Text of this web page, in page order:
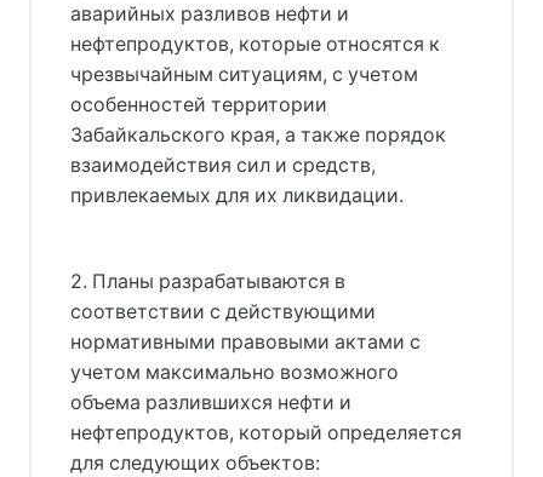
аварийных разливов нефти и
нефтепродуктов, которые относятся к
чрезвычайным ситуациям, с учетом
особенностей территории
Забайкальского края, а также порядок
взаимодействия сил и средств,
привлекаемых для их ликвидации.
2. Планы разрабатываются в
соответствии с действующими
нормативными правовыми актами с
учетом максимально возможного
объема разлившихся нефти и
нефтепродуктов, который определяется
для следующих объектов: